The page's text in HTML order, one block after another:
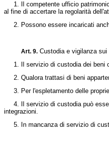
1. Il competente ufficio patrimonio
al fine di accertare la regolarità
2. Possono essere incaricati
Art. 9. Custodia e vigilanza sui
1. Il servizio di custodia dei beni
2. Qualora trattasi di beni
3. Per l'espletamento delle
4. Il servizio di custodia può
integrazioni.
5. In mancanza di servizio di